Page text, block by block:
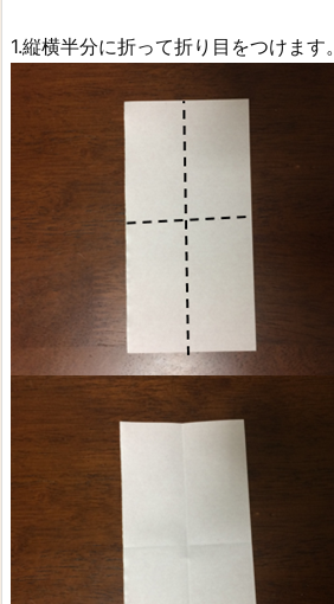
1.縦横半分に折って折り目をつけます。